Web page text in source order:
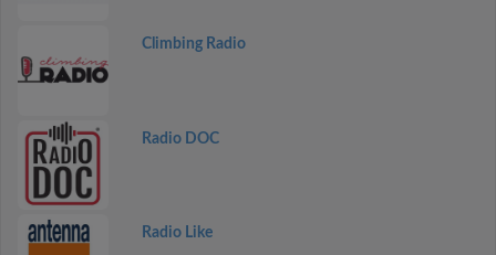
Climbing Radio
Radio DOC
Radio Like